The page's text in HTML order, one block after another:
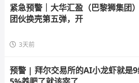
紧急预警｜大华汇盈（巴黎狮集团
团伙换壳第五弹，开
3天前
预警 | 拜尔交易所的AI小龙虾就是